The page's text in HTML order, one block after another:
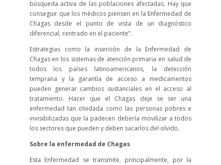
búsqueda activa de las poblaciones afectadas. Hay que
conseguir que los médicos piensen en la Enfermedad de
Chagas desde el punto de vista de un diagnóstico
diferencial, centrado en el paciente”.
Estrategias como la inserción de la Enfermedad de
Chagas en los sistemas de atención primaria en salud de
todos los países latinoamericanos, la detección
temprana y la garantía de acceso a medicamentos
pueden generar cambios sustanciales en el acceso al
tratamiento. Hacer que el Chagas deje se ser una
enfermedad tan olvidada como las personas pobres e
invisibilizadas que la padecen debería movilizar a todos
los sectores que pueden y deben sacarlos del olvido.
Sobre la enfermedad de Chagas
Esta Enfermedad se transmite, principalmente, por la